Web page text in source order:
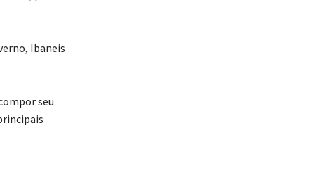
Ibaneis
seu